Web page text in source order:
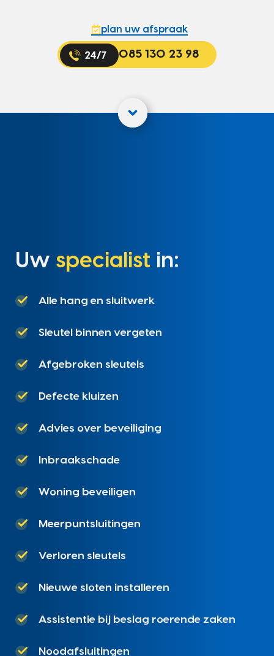
plan uw afspraak
085 130 23 98
Uw specialist in:
Alle hang en sluitwerk
Sleutel binnen vergeten
Afgebroken sleutels
Defecte kluizen
Advies over beveiliging
Inbraakschade
Woning beveiligen
Meerpuntsluitingen
Verloren sleutels
Nieuwe sloten installeren
Assistentie bij beslag roerende zaken
Noodafsluitingen